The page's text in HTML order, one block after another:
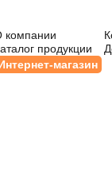
компании
продукции
магазин